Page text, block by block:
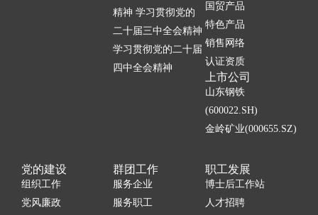
精神 学习贯彻党的
二十届三中全会精神
学习贯彻党的二十届
四中全会精神
国贸产品
特色产品
销售网络
认证资质
上市公司
山东钢铁
(600022.SH)
金岭矿业(000655.SZ)
党的建设
组织工作
党风廉政
群团工作
服务企业
服务职工
职工发展
博士后工作站
人才招聘